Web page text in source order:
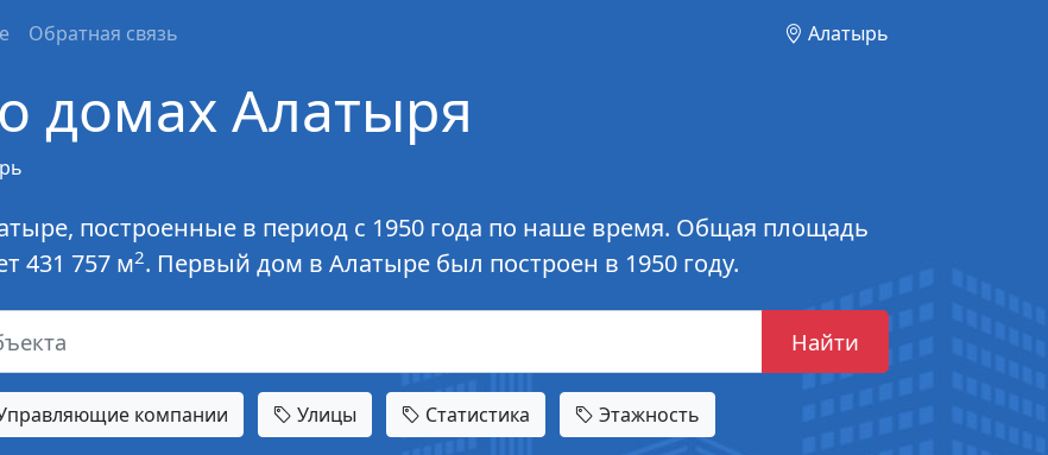
Обратная связь Алатырь
домах Алатыря
построенные в период с 1950 года по наше время. Общая площадь
431 757 м2. Первый дом в Алатыре был построен в 1950 году.
Найти
компании Улицы Статистика Этажность